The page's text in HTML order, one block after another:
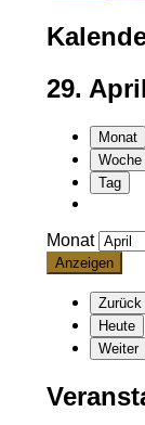
29.
Monat
Woche
Tag
Monat
Zurück
Heute
Weiter